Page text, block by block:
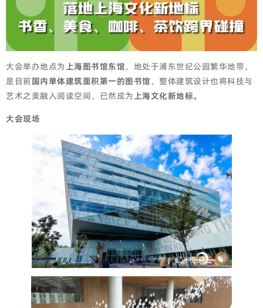
大会举办地点为上海图书馆东馆，地处于浦东世纪公园繁华地带，
是目前国内单体建筑面积第一的图书馆 ，整体建筑设计也将科技与
艺术之美融入阅读空间，已然成为上海文化新地标。
大会现场